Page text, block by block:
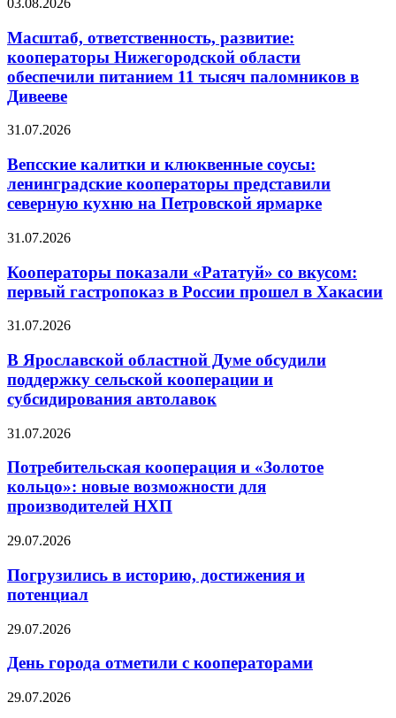
03.08.2026
Масштаб, ответственность, развитие:
кооператоры Нижегородской области
обеспечили питанием 11 тысяч паломников в
Дивееве
31.07.2026
Вепсские калитки и клюквенные соусы:
ленинградские кооператоры представили
северную кухню на Петровской ярмарке
31.07.2026
Кооператоры показали «Рататуй» со вкусом:
первый гастропоказ в России прошел в Хакасии
31.07.2026
В Ярославской областной Думе обсудили
поддержку сельской кооперации и
субсидирования автолавок
31.07.2026
Потребительская кооперация и «Золотое
кольцо»: новые возможности для
производителей НХП
29.07.2026
Погрузились в историю, достижения и
потенциал
29.07.2026
День города отметили с кооператорами
29.07.2026